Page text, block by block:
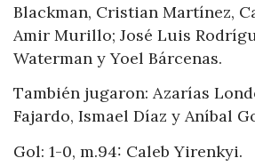
Blackman, Cristian Martínez,
Amir Murillo; José Luis
Waterman y Yoel Bárcenas.
También jugaron: Azarías
Fajardo, Ismael Díaz y Aníbal
Gol: 1-0, m.94: Caleb Yirenkyi.